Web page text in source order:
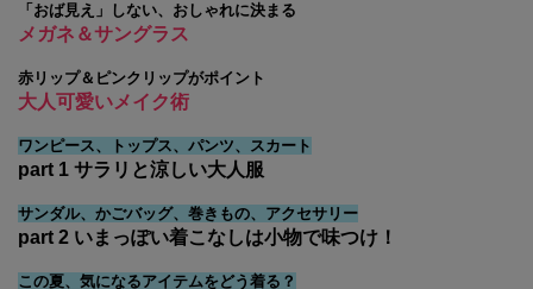
「おば見え」しない、おしゃれに決まる
メガネ＆サングラス
赤リップ＆ピンクリップがポイント
大人可愛いメイク術
ワンピース、トップス、パンツ、スカート
part 1 サラリと涼しい大人服
サンダル、かごバッグ、巻きもの、アクセサリー
part 2 いまっぽい着こなしは小物で味つけ！
この夏、気になるアイテムをどう着る？